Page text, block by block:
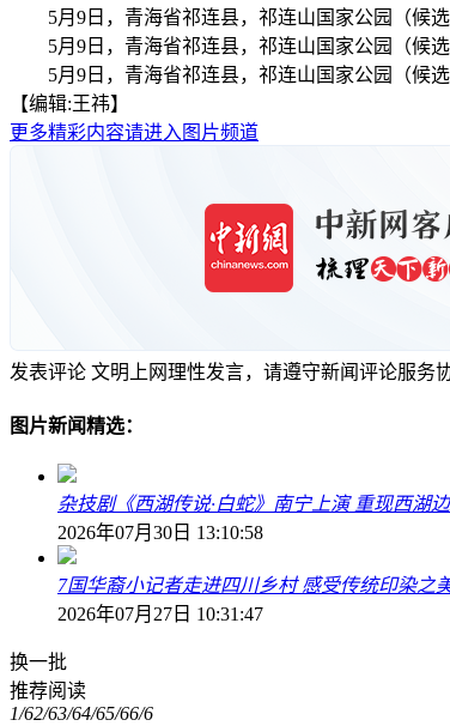
5月9日，青海省祁连县，祁连山国家公园（候
5月9日，青海省祁连县，祁连山国家公园（候
5月9日，青海省祁连县，祁连山国家公园（候
【编辑:王祎】
更多精彩内容请进入图片频道
发表评论 文明上网理性发言，请遵守新闻评论服务
图片新闻精选：
杂技剧《西湖传说·白蛇》南宁上演 重现西湖
2026年07月30日 13:10:58
7国华裔小记者走进四川乡村 感受传统印染之
2026年07月27日 10:31:47
换一批
推荐阅读
1/62/63/64/65/66/6